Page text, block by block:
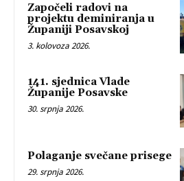
Započeli radovi na
projektu deminiranja u
Županiji Posavskoj
3. kolovoza 2026.
141. sjednica Vlade
Županije Posavske
30. srpnja 2026.
Polaganje svečane prisege
29. srpnja 2026.